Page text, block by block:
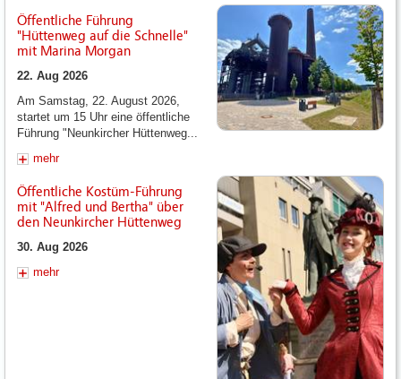
Öffentliche Führung
"Hüttenweg auf die Schnelle"
mit Marina Morgan
22. Aug 2026
Am Samstag, 22. August 2026,
startet um 15 Uhr eine öffentliche
Führung "Neunkircher Hüttenweg...
mehr
Öffentliche Kostüm-Führung
mit "Alfred und Bertha" über
den Neunkircher Hüttenweg
30. Aug 2026
mehr